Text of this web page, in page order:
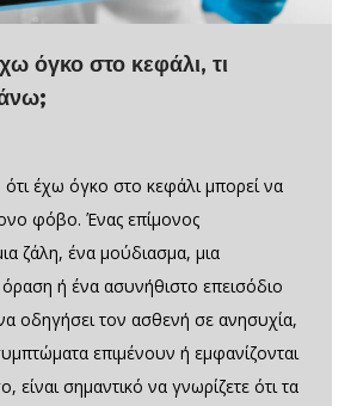
όγκο στο κεφάλι, τι
έχω όγκο στο κεφάλι μπορεί να
φόβο. Ένας επίμονος
ζάλη, ένα μούδιασμα, μια
ή ένα ασυνήθιστο επεισόδιο
οδηγήσει τον ασθενή σε ανησυχία,
επιμένουν ή εμφανίζονται
είναι σημαντικό να γνωρίζετε ότι τα